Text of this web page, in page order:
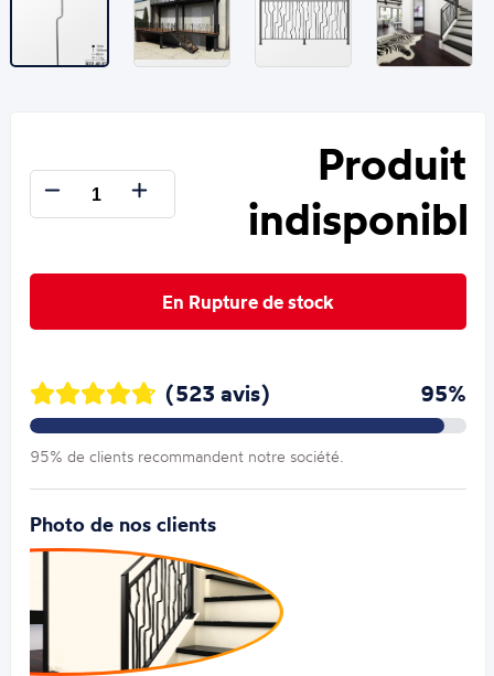
Produit
indisponible
En Rupture de stock
(523 avis) 95%
95% de clients recommandent notre société.
Photo de nos clients